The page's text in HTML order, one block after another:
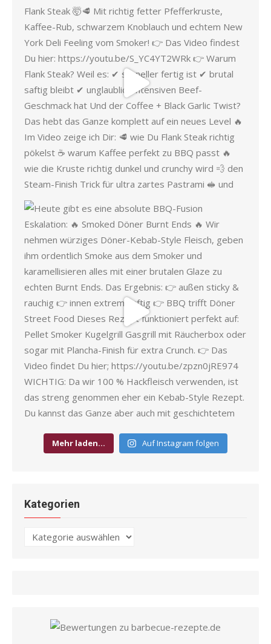
Mehr laden… Auf Instagram folgen
Kategorien
Kategorien